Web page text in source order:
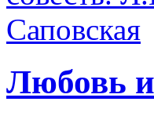
Любовь